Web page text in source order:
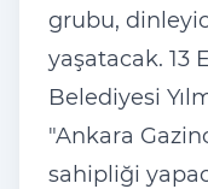
grubu,
yaşatacak. 13
Belediyesi
"Ankara
sahipliği